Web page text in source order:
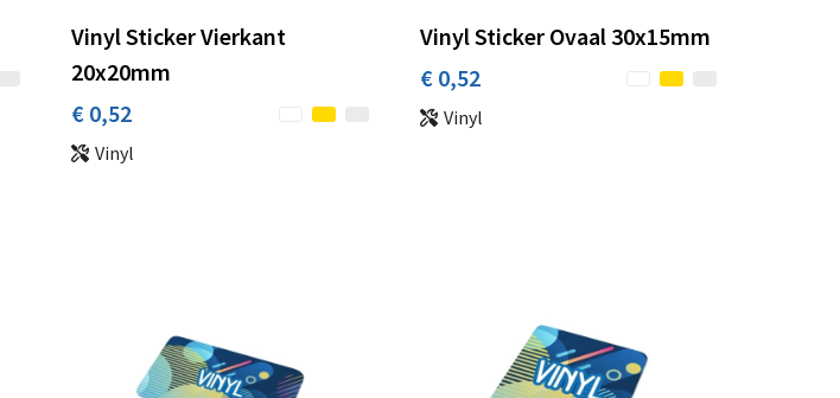
Vinyl Sticker Vierkant
20x20mm
€ 0,52
Vinyl
Vinyl Sticker Ovaal 30x15mm
€ 0,52
Vinyl